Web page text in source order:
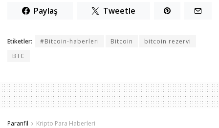
Paylaş Tweetle
Etiketler: #Bitcoin-haberleri Bitcoin
bitcoin rezervi
BTC
Paranfil Kripto Para Haberleri